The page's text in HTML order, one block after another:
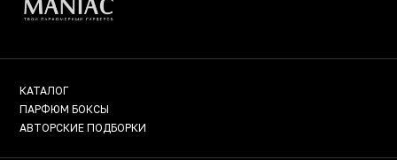
КАТАЛОГ
ПАРФЮМ БОКСЫ
АВТОРСКИЕ ПОДБОРКИ